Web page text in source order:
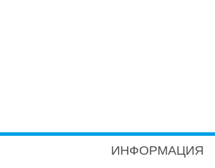
ИНФОРМАЦИЯ